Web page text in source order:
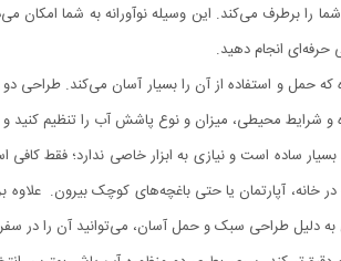
می‌کند. این وسیله نوآورانه به شما امکان
حرفه‌ای انجام دهید.
حمل و استفاده از آن را بسیار آسان می‌کند.
و شرایط محیطی، میزان و نوع پاشش آب را تنظیم کنید و
ساده است و نیازی به ابزار خاصی ندارد؛ فقط
خانه، آپارتمان یا حتی باغچه‌های کوچک بیرون.
دلیل طراحی سبک و حمل آسان، می‌توانید آن را در